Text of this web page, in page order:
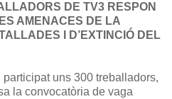
DE TV3 RESPON
AMENACES DE LA
I D’EXTINCIÓ DEL
participat uns 300 treballadors,
la convocatòria de vaga